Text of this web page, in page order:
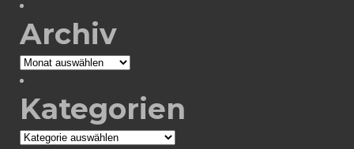
Archiv
Archiv
Kategorien
Kategorien